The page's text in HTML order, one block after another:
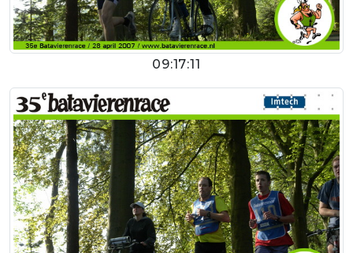
09:17:11